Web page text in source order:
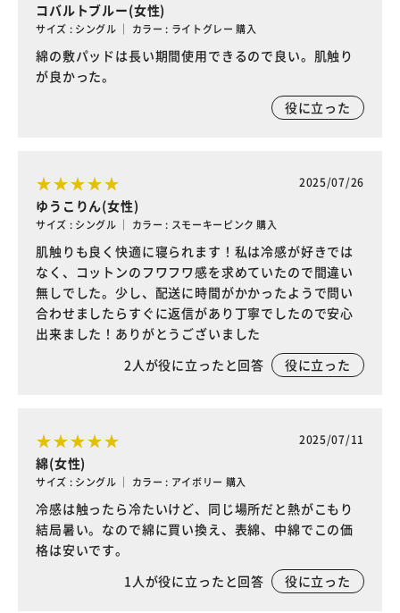
コバルトブルー(女性)
サイズ : シングル ｜ カラー : ライトグレー 購入
綿の敷パッドは長い期間使用できるので良い。肌触り
が良かった。
役に立った
2025/07/26
ゆうこりん(女性)
サイズ : シングル ｜ カラー : スモーキーピンク 購入
肌触りも良く快適に寝られます！私は冷感が好きでは
なく、コットンのフワフワ感を求めていたので間違い
無しでした。少し、配送に時間がかかったようで問い
合わせましたらすぐに返信があり丁寧でしたので安心
出来ました！ありがとうございました
2人が役に立ったと回答 役に立った
2025/07/11
綿(女性)
サイズ : シングル ｜ カラー : アイボリー 購入
冷感は触ったら冷たいけど、同じ場所だと熱がこもり
結局暑い。なので綿に買い換え、表綿、中綿でこの価
格は安いです。
1人が役に立ったと回答 役に立った